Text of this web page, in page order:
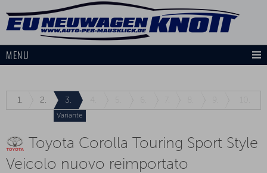
MENU
1. 2. 3.
Variante
Toyota Corolla Touring Sport Style
Veicolo nuovo reimportato